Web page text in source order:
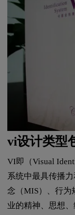
vi设计类型
VI即（Visual
系统中最具传播
念（MIS）、行为
业的精神、思想